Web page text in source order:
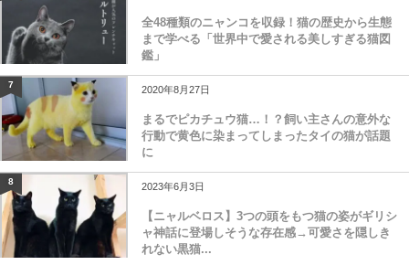
全48種類のニャンコを収録！猫の歴史から生態
まで学べる「世界中で愛される美しすぎる猫図
鑑」
7 2020年8月27日
まるでピカチュウ猫…！？飼い主さんの意外な
行動で黄色に染まってしまったタイの猫が話題
に
8 2023年6月3日
【ニャルベロス】3つの頭をもつ猫の姿がギリシ
ャ神話に登場しそうな存在感→可愛さを隠しき
れない黒猫...